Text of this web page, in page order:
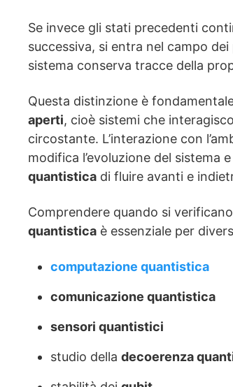
Se invece gli stati precedenti
successiva, si entra nel campo dei
sistema conserva tracce della
Questa distinzione è
aperti, cioè sistemi che
circostante. L’interazione con
modifica l’evoluzione del sistema
quantistica di fluire avanti e
Comprendere quando si
quantistica è essenziale per
computazione quantistica
comunicazione quantistica
sensori quantistici
studio della decoerenza